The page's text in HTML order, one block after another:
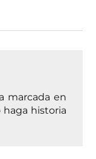
marcada en
haga historia